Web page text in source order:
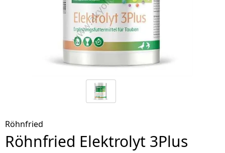
Röhnfried
Röhnfried Elektrolyt 3Plus